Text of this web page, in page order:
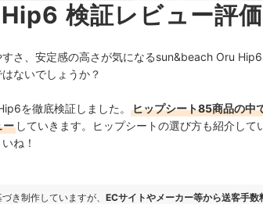
検証レビュー評価
さ、安定感の高さが気になるsun&beach Oru
ないでしょうか？
を徹底検証しました。
ヒップシート85商品の中
ー していきます。ヒップシートの選び方も紹介して
ね！
き制作していますが、 ECサイトやメーカー等から送客手数